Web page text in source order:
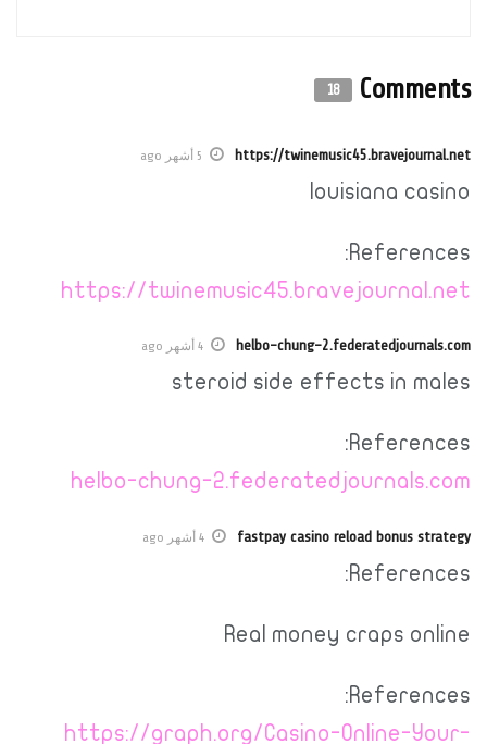
Comments
18
https://twinemusic45.bravejournal.net 5 أشهر ago
louisiana casino
References:
https://twinemusic45.bravejournal.net
helbo-chung-2.federatedjournals.com 4 أشهر ago
steroid side effects in males
References:
helbo-chung-2.federatedjournals.com
fastpay casino reload bonus strategy 4 أشهر ago
References:
Real money craps online
References:
https://graph.org/Casino-Online-Your-